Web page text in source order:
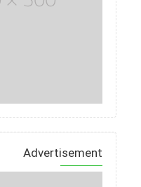
Advertisement